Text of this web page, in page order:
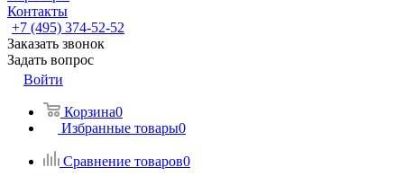
Контакты
+7 (495) 374-52-52
Заказать звонок
Задать вопрос
Войти
Корзина0
Избранные товары0
Сравнение товаров0